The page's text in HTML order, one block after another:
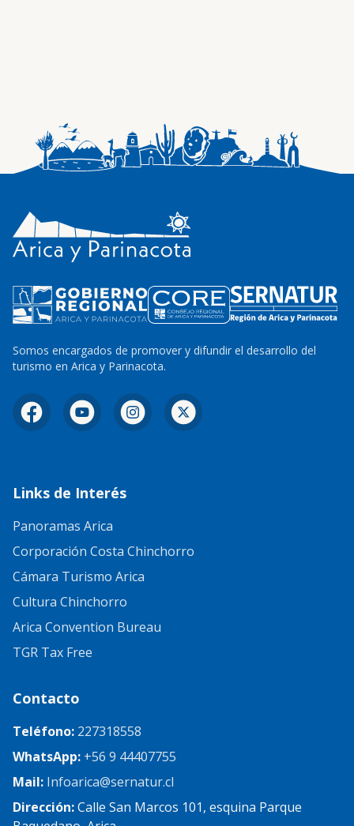
Somos encargados de promover y difundir el desarrollo del
turismo en Arica y Parinacota.
FacebookYouTubeInstagram
X
Links de Interés
Panoramas Arica
Corporación Costa Chinchorro
Cámara Turismo Arica
Cultura Chinchorro
Arica Convention Bureau
TGR Tax Free
Contacto
Teléfono: 227318558
WhatsApp: +56 9 44407755
Mail: Infoarica@sernatur.cl
Dirección:Calle San Marcos 101, esquina Parque